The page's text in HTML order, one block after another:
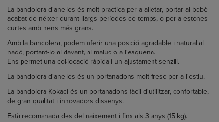
La bandolera d'anelles és molt pràctica per a alletar, portar al bebè
acabat de néixer durant llargs períodes de temps, o per a estones
curtes amb nens més grans.
Amb la bandolera, podem oferir una posició agradable i natural al
nadó, portant-lo al davant, al maluc o a l'esquena.
Ens permet una col·locació ràpida i un ajustament senzill.
La bandolera d'anelles és un portanadons molt fresc per a l'estiu.
La bandolera Kokadi és un portanadons fàcil d'utilitzar, confortable,
de gran qualitat i innovadors dissenys.
Està recomanada des del naixement i fins als 3 anys (15 kg).